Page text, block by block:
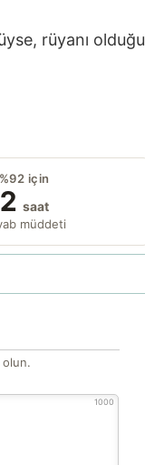
rüyanı olduğu
%92 için
2 saat
müddeti
olun.
1000